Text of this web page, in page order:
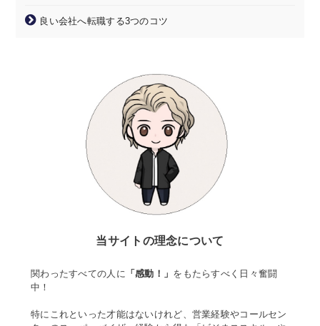
良い会社へ転職する3つのコツ
当サイトの理念について
関わったすべての人に 「感動！」 をもたらすべく日々奮闘
中！
特にこれといった才能はないけれど、営業経験やコールセン